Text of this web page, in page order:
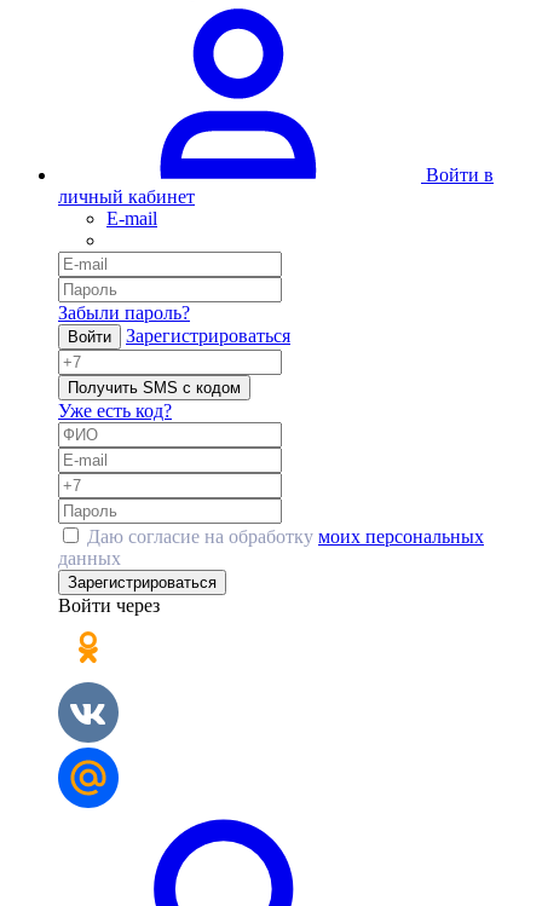
Войти в
личный кабинет
E-mail
Забыли пароль?
Войти Зарегистрироваться
Получить SMS с кодом
Уже есть код?
Даю согласие на обработку моих персональных
данных
Зарегистрироваться
Войти через